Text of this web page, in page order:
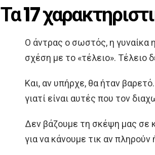
Τα 17
Ο άντρας ο σωστός, η
σχέση με το «τέλειο». Τέλειο
Και, αν υπήρχε, θα ήταν
γιατί είναι αυτές που τον
Δεν βάζουμε τη σκέψη μας σε
για να κάνουμε τικ αν